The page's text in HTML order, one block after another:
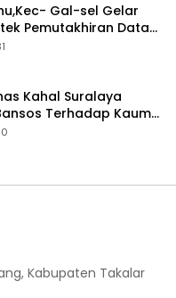
Gal-sel Gelar
Pemutakhiran Data
Kahal Suralaya
Terhadap Kaum
Piatu
Kabupaten Takalar